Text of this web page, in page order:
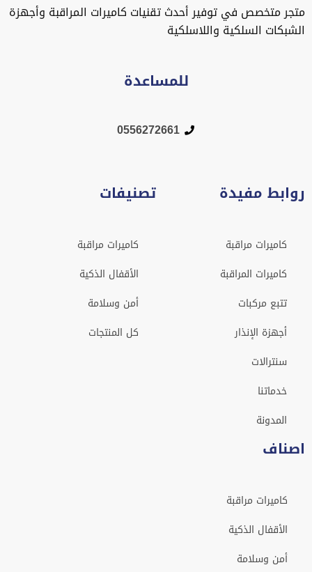
متجر متخصص في توفير أحدث تقنيات كاميرات المراقبة وأجهزة
الشبكات السلكية واللاسلكية
للمساعدة
0556272661
روابط مفيدة
كاميرات مراقبة
كاميرات المراقبة
تتبع مركبات
أجهزة الإنذار
سنترالات
خدماتنا
المدونة
تصنيفات
كاميرات مراقبة
الأقفال الذكية
أمن وسلامة
كل المنتجات
اصناف
كاميرات مراقبة
الأقفال الذكية
أمن وسلامة